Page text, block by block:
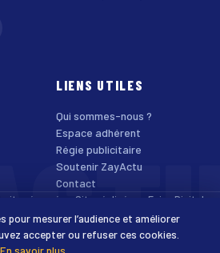
LIENS UTILES
Qui sommes-nous ?
Espace adhérent
Régie publicitaire
Soutenir ZayActu
Contact
réservés. · Site réalisé par Enjoy Digital
Cookies Accessibilité
pour mesurer l’audience et améliorer
accepter ou refuser ces cookies.
En savoir plus